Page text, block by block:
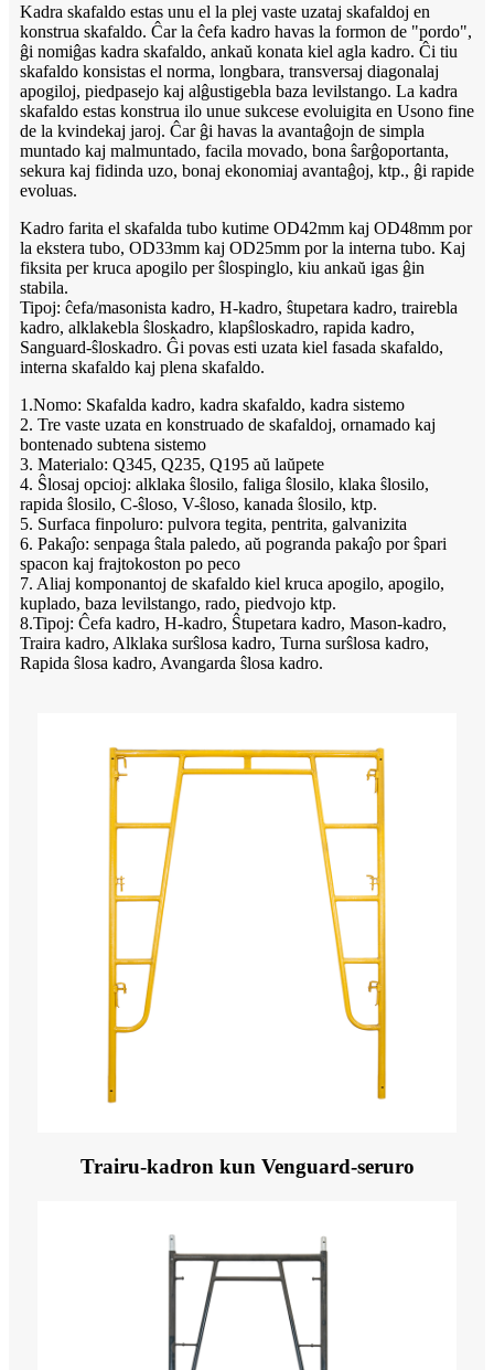
Kadra skafaldo estas unu el la plej vaste uzataj skafaldoj en
konstrua skafaldo. Ĉar la ĉefa kadro havas la formon de "pordo",
ĝi nomiĝas kadra skafaldo, ankaŭ konata kiel agla kadro. Ĉi tiu
skafaldo konsistas el norma, longbara, transversaj diagonalaj
apogiloj, piedpasejo kaj alĝustigebla baza levilstango. La kadra
skafaldo estas konstrua ilo unue sukcese evoluigita en Usono fine
de la kvindekaj jaroj. Ĉar ĝi havas la avantaĝojn de simpla
muntado kaj malmuntado, facila movado, bona ŝarĝoportanta,
sekura kaj fidinda uzo, bonaj ekonomiaj avantaĝoj, ktp., ĝi rapide
evoluas.
Kadro farita el skafalda tubo kutime OD42mm kaj OD48mm por
la ekstera tubo, OD33mm kaj OD25mm por la interna tubo. Kaj
fiksita per kruca apogilo per ŝlospinglo, kiu ankaŭ igas ĝin
stabila.
Tipoj: ĉefa/masonista kadro, H-kadro, ŝtupetara kadro, trairebla
kadro, alklakebla ŝloskadro, klapŝloskadro, rapida kadro,
Sanguard-ŝloskadro. Ĝi povas esti uzata kiel fasada skafaldo,
interna skafaldo kaj plena skafaldo.
1.Nomo: Skafalda kadro, kadra skafaldo, kadra sistemo
2. Tre vaste uzata en konstruado de skafaldoj, ornamado kaj
bontenado subtena sistemo
3. Materialo: Q345, Q235, Q195 aŭ laŭpete
4. Ŝlosaj opcioj: alklaka ŝlosilo, faliga ŝlosilo, klaka ŝlosilo,
rapida ŝlosilo, C-ŝloso, V-ŝloso, kanada ŝlosilo, ktp.
5. Surfaca finpoluro: pulvora tegita, pentrita, galvanizita
6. Pakaĵo: senpaga ŝtala paledo, aŭ pogranda pakaĵo por ŝpari
spacon kaj frajtokoston po peco
7. Aliaj komponantoj de skafaldo kiel kruca apogilo, apogilo,
kuplado, baza levilstango, rado, piedvojo ktp.
8.Tipoj: Ĉefa kadro, H-kadro, Ŝtupetara kadro, Mason-kadro,
Traira kadro, Alklaka surŝlosa kadro, Turna surŝlosa kadro,
Rapida ŝlosa kadro, Avangarda ŝlosa kadro.
Trairu-kadron kun Venguard-seruro